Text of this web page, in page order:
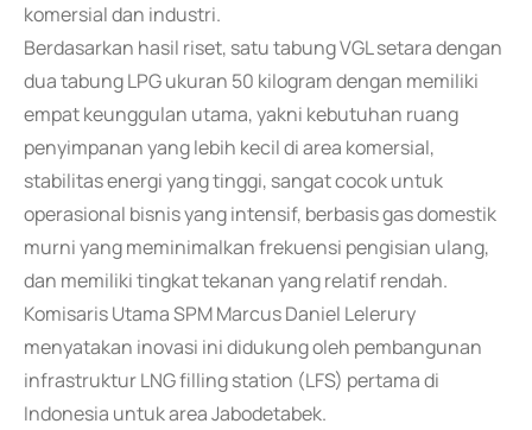
komersial dan industri.
Berdasarkan hasil riset, satu tabung VGL setara dengan
dua tabung LPG ukuran 50 kilogram dengan memiliki
empat keunggulan utama, yakni kebutuhan ruang
penyimpanan yang lebih kecil di area komersial,
stabilitas energi yang tinggi, sangat cocok untuk
operasional bisnis yang intensif, berbasis gas domestik
murni yang meminimalkan frekuensi pengisian ulang,
dan memiliki tingkat tekanan yang relatif rendah.
Komisaris Utama SPM Marcus Daniel Lelerury
menyatakan inovasi ini didukung oleh pembangunan
infrastruktur LNG filling station (LFS) pertama di
Indonesia untuk area Jabodetabek.